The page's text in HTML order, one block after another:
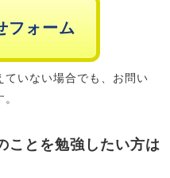
フォーム
ていない場合でも、お問い
ことを勉強したい方は